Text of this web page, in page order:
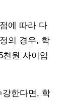
에 따라 다
의 경우, 학
원 사이입
강한다면, 학